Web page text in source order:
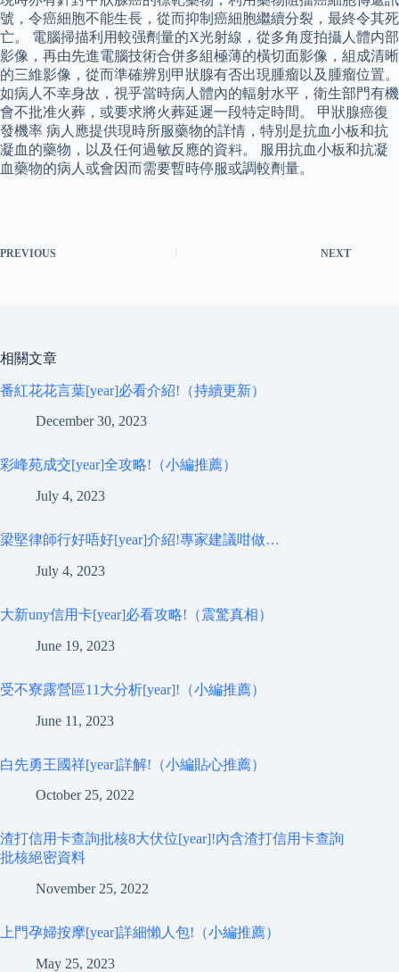
號，令癌細胞不能生長，從而抑制癌細胞繼續分裂，最終令其死
亡。 電腦掃描利用較强劑量的X光射線，從多角度拍攝人體内部
影像，再由先進電腦技術合併多組極薄的橫切面影像，組成清晰
的三維影像，從而準確辨別甲狀腺有否出現腫瘤以及腫瘤位置。
如病人不幸身故，視乎當時病人體內的輻射水平，衛生部門有機
會不批准火葬，或要求將火葬延遲一段特定時間。 甲狀腺癌復
發機率 病人應提供現時所服藥物的詳情，特別是抗血小板和抗
凝血的藥物，以及任何過敏反應的資料。 服用抗血小板和抗凝
血藥物的病人或會因而需要暫時停服或調較劑量。
PREVIOUS NEXT
相關文章
番紅花花言葉[year]必看介紹!（持續更新）
December 30, 2023
彩峰苑成交[year]全攻略!（小編推薦）
July 4, 2023
梁堅律師行好唔好[year]介紹!專家建議咁做…
July 4, 2023
大新uny信用卡[year]必看攻略!（震驚真相）
June 19, 2023
受不寮露營區11大分析[year]!（小編推薦）
June 11, 2023
白先勇王國祥[year]詳解!（小編貼心推薦）
October 25, 2022
渣打信用卡查詢批核8大伏位[year]!內含渣打信用卡查詢
批核絕密資料
November 25, 2022
上門孕婦按摩[year]詳細懶人包!（小編推薦）
May 25, 2023